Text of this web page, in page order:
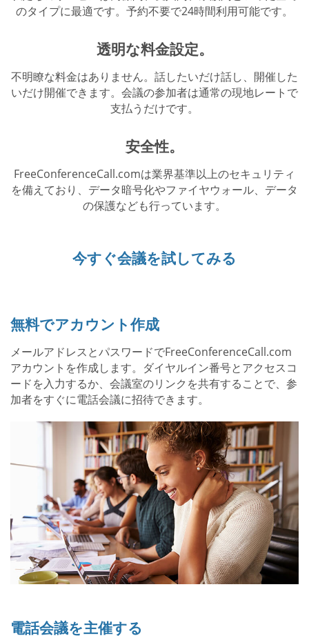
のタイプに最適です。予約不要で24時間利用可能です。
透明な料金設定。
不明瞭な料金はありません。話したいだけ話し、開催した
いだけ開催できます。会議の参加者は通常の現地レートで
支払うだけです。
安全性。
FreeConferenceCall.comは業界基準以上のセキュリティ
を備えており、データ暗号化やファイヤウォール、データ
の保護なども行っています。
今すぐ会議を試してみる
無料でアカウント作成
メールアドレスとパスワードでFreeConferenceCall.com
アカウントを作成します。ダイヤルイン番号とアクセスコ
ードを入力するか、会議室のリンクを共有することで、参
加者をすぐに電話会議に招待できます。
電話会議を主催する